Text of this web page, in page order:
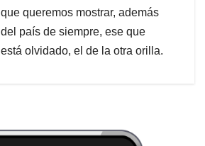
que queremos mostrar, además
del país de siempre, ese que
está olvidado, el de la otra orilla.